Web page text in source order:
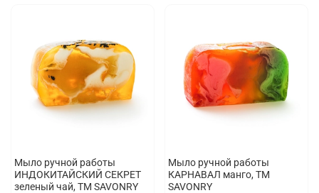
Мыло ручной работы
ИНДОКИТАЙСКИЙ СЕКРЕТ
зеленый чай, ТМ SAVONRY
Мыло ручной работы
КАРНАВАЛ манго, ТМ
SAVONRY